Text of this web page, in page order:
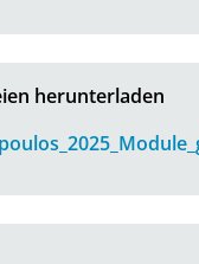
herunterladen